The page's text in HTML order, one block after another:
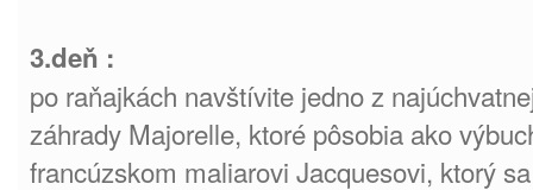
3.deň :
po raňajkách navštívite jedno z
záhrady Majorelle, ktoré pôsobia ako
francúzskom maliarovi Jacquesovi, ktorý